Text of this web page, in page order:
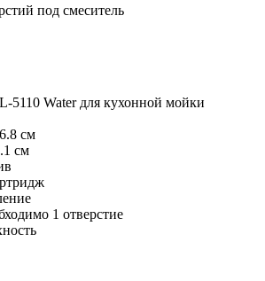
под смеситель
5110 Water для кухонной мойки
см
см
1 отверстие